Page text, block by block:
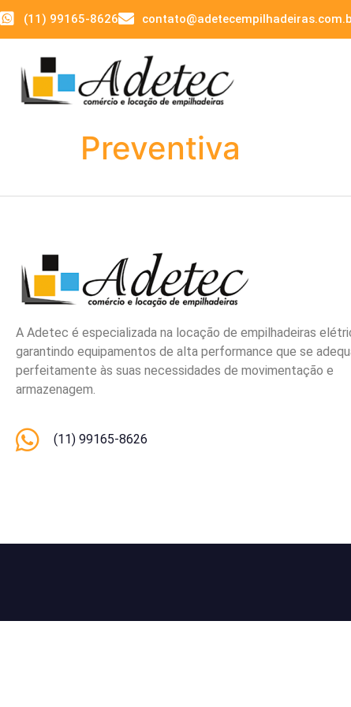
(11) 99165-8626
Preventiva
A Adetec é especializada na locação de empilhadeiras
garantindo equipamentos de alta performance que se
perfeitamente às suas necessidades de movimentação e
armazenagem.
(11) 99165-8626